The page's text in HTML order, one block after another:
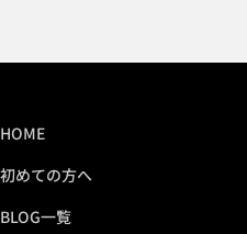
HOME
初めての方へ
BLOG一覧